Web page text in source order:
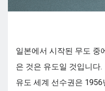
JA EN ZH
일본에서 시작된 무도 중
은 것은 유도일 것입니다.
유도 세계 선수권은